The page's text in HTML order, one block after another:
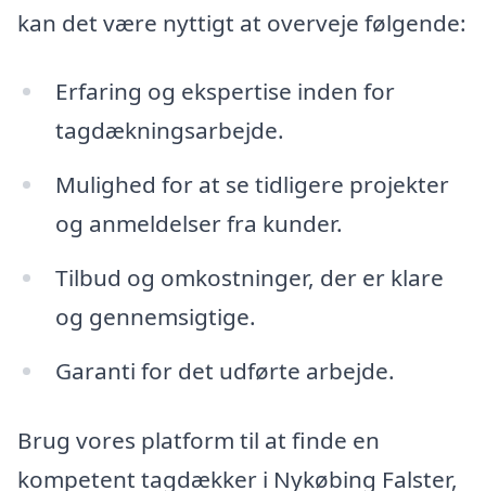
kan det være nyttigt at overveje følgende:
Erfaring og ekspertise inden for
tagdækningsarbejde.
Mulighed for at se tidligere projekter
og anmeldelser fra kunder.
Tilbud og omkostninger, der er klare
og gennemsigtige.
Garanti for det udførte arbejde.
Brug vores platform til at finde en
kompetent tagdækker i Nykøbing Falster,